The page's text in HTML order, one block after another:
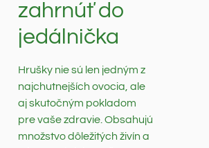
zahrnúť do
jedálnička
Hrušky nie sú len jedným z
najchutnejších ovocia, ale
aj skutočným pokladom
pre vaše zdravie. Obsahujú
množstvo dôležitých živín a